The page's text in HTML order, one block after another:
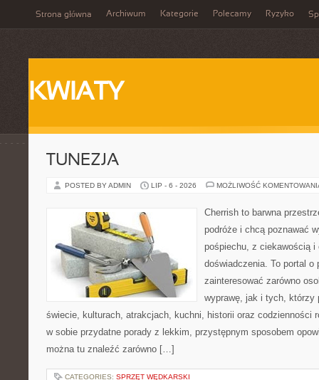
Strona główna Archiwum Kategorie Polecamy Ryzyko
KWIATY
TUNEZJA
POSTED BY ADMIN LIP - 6 - 2026 MOŻLIWOŚĆ
Cherrish to barwna
podróże i chcą poznawać
pośpiechu, z ciekawością i
doświadczenia. To portal o
zainteresować zarówno
wyprawę, jak i tych, którzy
świecie, kulturach, atrakcjach, kuchni, historii oraz codzienności
w sobie przydatne porady z lekkim, przystępnym sposobem
można tu znaleźć zarówno […]
CATEGORIES: SPRZĘT WĘDKARSKI